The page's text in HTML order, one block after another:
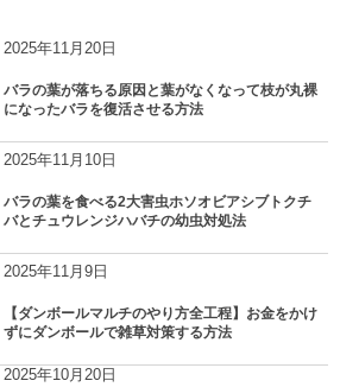
2025年11月20日
バラの葉が落ちる原因と葉がなくなって枝が丸裸
になったバラを復活させる方法
2025年11月10日
バラの葉を食べる2大害虫ホソオビアシブトクチ
バとチュウレンジハバチの幼虫対処法
2025年11月9日
【ダンボールマルチのやり方全工程】お金をかけ
ずにダンボールで雑草対策する方法
2025年10月20日